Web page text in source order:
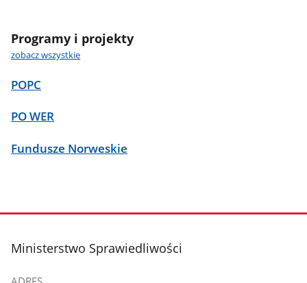
Programy i projekty
zobacz wszystkie
POPC
PO WER
Fundusze Norweskie
stopka
Ministerstwo Sprawiedliwości